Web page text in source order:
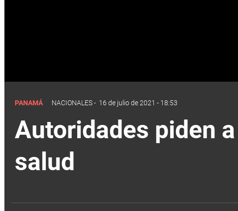
PANAMÁ NACIONALES- 16 de julio de 2021 - 18:53
Autoridades piden
salud